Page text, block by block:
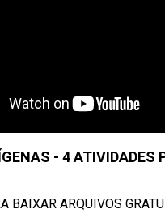
- 4 ATIVIDADES
BAIXAR ARQUIVOS